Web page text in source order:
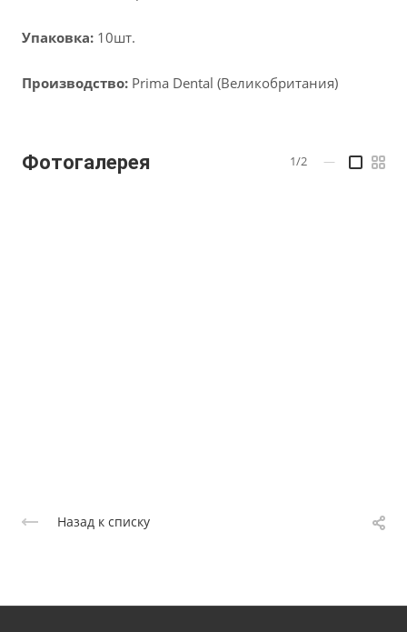
Упаковка: 10шт.
Производство: Prima Dental (Великобритания)
Фотогалерея 1/2 —
Назад к списку